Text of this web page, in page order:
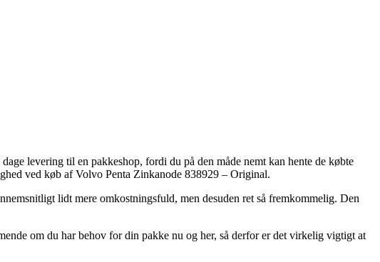
levering til en pakkeshop, fordi du på den måde nemt kan hente de købte
ved køb af Volvo Penta Zinkanode 838929 – Original.
lidt mere omkostningsfuld, men desuden ret så fremkommelig. Den
om du har behov for din pakke nu og her, så derfor er det virkelig vigtigt at